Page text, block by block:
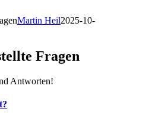
Martin Heil2025-10-
Fragen
Antworten!